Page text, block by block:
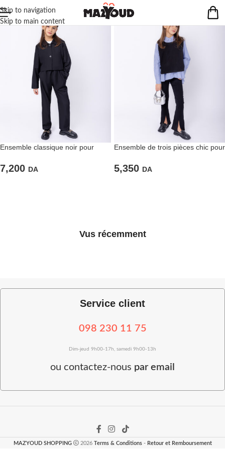
Skip to navigation
Skip to main content
Ensemble classique noir pour
7,200 DA
Ensemble de trois pièces chic pour
5,350 DA
Vus récemment
Service client
098 230 11 75
Dim-jeud 9h00-17h, samedi 9h00-13h
ou contactez-nous par email
MAZYOUD SHOPPING 2026 Terms & Conditions - Retour et Remboursement